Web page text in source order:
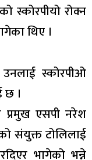
स्कोरपीयो रोक्न
थिए ।
स्कोरपीओ
छ ।
प्रमुख एसपी नरेश
संयुक्त टोलिलाई
भागेको भन्ने